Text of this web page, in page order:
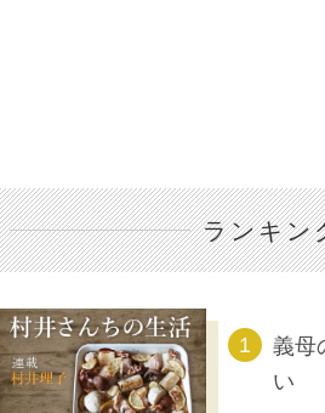
ランキン
義母
い